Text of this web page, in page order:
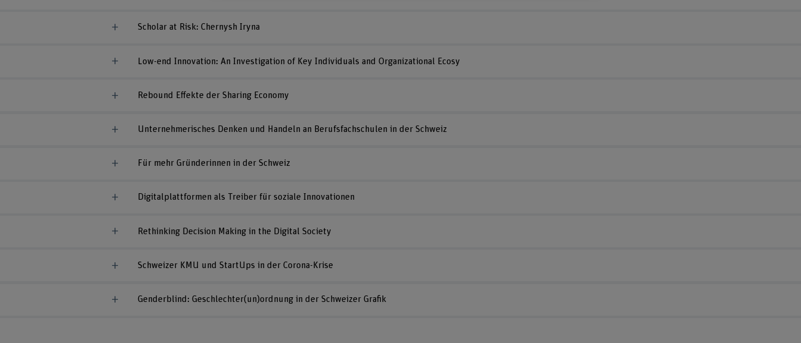
Scholar at Risk: Chernysh Iryna
Low-end Innovation: An Investigation of Key Individuals and Organizational Ecosy
Rebound Effekte der Sharing Economy
Unternehmerisches Denken und Handeln an Berufsfachschulen in der Schweiz
Für mehr Gründerinnen in der Schweiz
Digitalplattformen als Treiber für soziale Innovationen
Rethinking Decision Making in the Digital Society
Schweizer KMU und StartUps in der Corona-Krise
Genderblind: Geschlechter(un)ordnung in der Schweizer Grafik